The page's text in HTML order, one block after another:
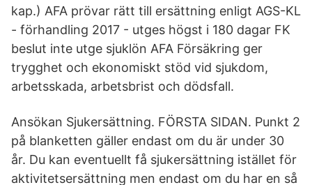
kap.) AFA prövar rätt till ersättning enligt AGS-KL
- förhandling 2017 - utges högst i 180 dagar FK
beslut inte utge sjuklön AFA Försäkring ger
trygghet och ekonomiskt stöd vid sjukdom,
arbetsskada, arbetsbrist och dödsfall.
Ansökan Sjukersättning. FÖRSTA SIDAN. Punkt 2
på blanketten gäller endast om du är under 30
år. Du kan eventuellt få sjukersättning istället för
aktivitetsersättning men endast om du har en så